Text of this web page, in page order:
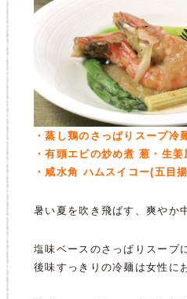
・蒸し鶏のさっぱりスープ冷
・有頭エビの炒め煮 葱・生姜
・咸水角 ハムスイコー(五目
暑い夏を吹き飛ばす、爽やか
塩味ベースのさっぱりスープ
後味すっきりの冷麺は女性に